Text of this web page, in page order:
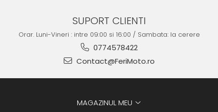
SUPORT CLIENTI
Orar. Luni-Vineri : intre 09:00 si 16:00 / Sambata: la cerere
0774578422
Contact@FeriMoto.ro
MAGAZINUL MEU